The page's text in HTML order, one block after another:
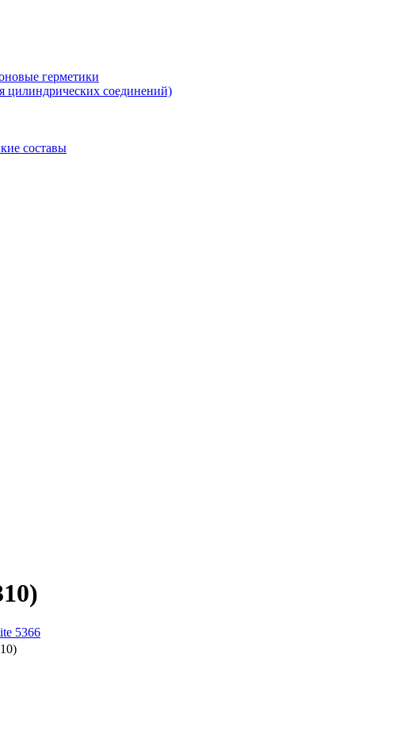
герметики
цилиндрических соединений)
составы